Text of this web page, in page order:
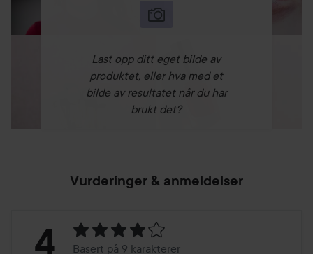
Last opp ditt eget bilde av
produktet, eller hva med et
bilde av resultatet når du har
brukt det?
Vurderinger & anmeldelser
Vurdering:
4 Basert på 9 karakterer